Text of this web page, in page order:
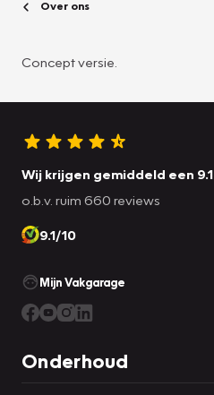
Over ons
Concept versie.
Wij krijgen gemiddeld een 9.1
o.b.v. ruim 660 reviews
9.1/10
Mijn Vakgarage
Onderhoud